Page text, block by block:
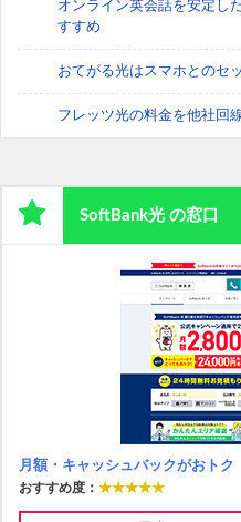
オンライン英会話を安定し
すすめ
おてがる光はスマホとのセ
フレッツ光の料金を他社回
SoftBank光 の窓口
月額・キャッシュバックがおトク
おすすめ度： ★★★★★